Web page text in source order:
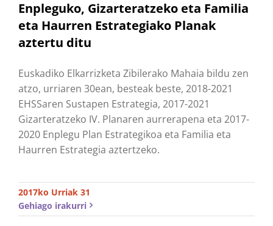
Enpleguko, Gizarteratzeko eta Familia
eta Haurren Estrategiako Planak
aztertu ditu
Euskadiko Elkarrizketa Zibilerako Mahaia bildu zen
atzo, urriaren 30ean, besteak beste, 2018-2021
EHSSaren Sustapen Estrategia, 2017-2021
Gizarteratzeko IV. Planaren aurrerapena eta 2017-
2020 Enplegu Plan Estrategikoa eta Familia eta
Haurren Estrategia aztertzeko.
2017ko Urriak 31
Gehiago irakurri